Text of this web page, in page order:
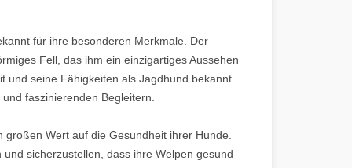
für ihre besonderen Merkmale. Der
Fell, das ihm ein einzigartiges Aussehen
und seine Fähigkeiten als Jagdhund bekannt.
faszinierenden Begleitern.
Wert auf die Gesundheit ihrer Hunde.
sicherzustellen, dass ihre Welpen gesund